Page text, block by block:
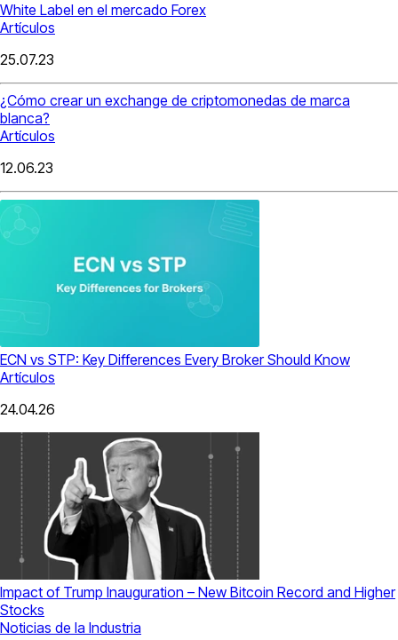
White Label en el mercado Forex
Artículos
25.07.23
¿Cómo crear un exchange de criptomonedas de marca
blanca?
Artículos
12.06.23
ECN vs STP: Key Differences Every Broker Should Know
Artículos
24.04.26
Impact of Trump Inauguration – New Bitcoin Record and Higher
Stocks
Noticias de la Industria